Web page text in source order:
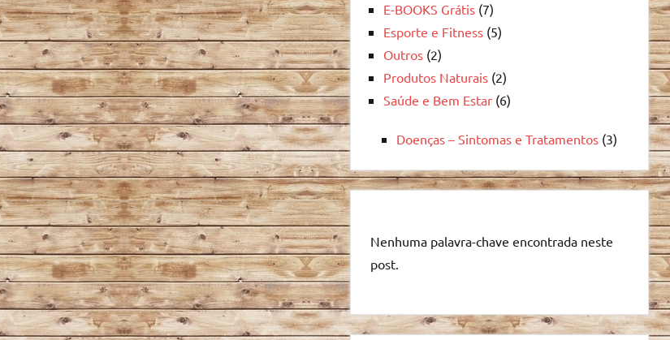
E-BOOKS Grátis (7)
Esporte e Fitness (5)
Outros (2)
Produtos Naturais (2)
Saúde e Bem Estar (6)
Doenças – Sintomas e Tratamentos (3)
Nenhuma palavra-chave encontrada neste
post.